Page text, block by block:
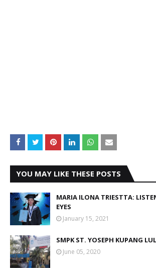
YOU MAY LIKE THESE POSTS
MARIA ILONA TRIESTTA:
EYES
January 15, 2021
SMPK ST. YOSEPH KUPANG
June 05, 2020